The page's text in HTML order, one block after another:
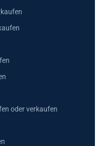
oder verkaufen